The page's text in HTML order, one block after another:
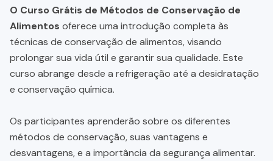
O Curso Grátis de Métodos de Conservação de
Alimentos oferece uma introdução completa às
técnicas de conservação de alimentos, visando
prolongar sua vida útil e garantir sua qualidade. Este
curso abrange desde a refrigeração até a desidratação
e conservação química.
Os participantes aprenderão sobre os diferentes
métodos de conservação, suas vantagens e
desvantagens, e a importância da segurança alimentar.